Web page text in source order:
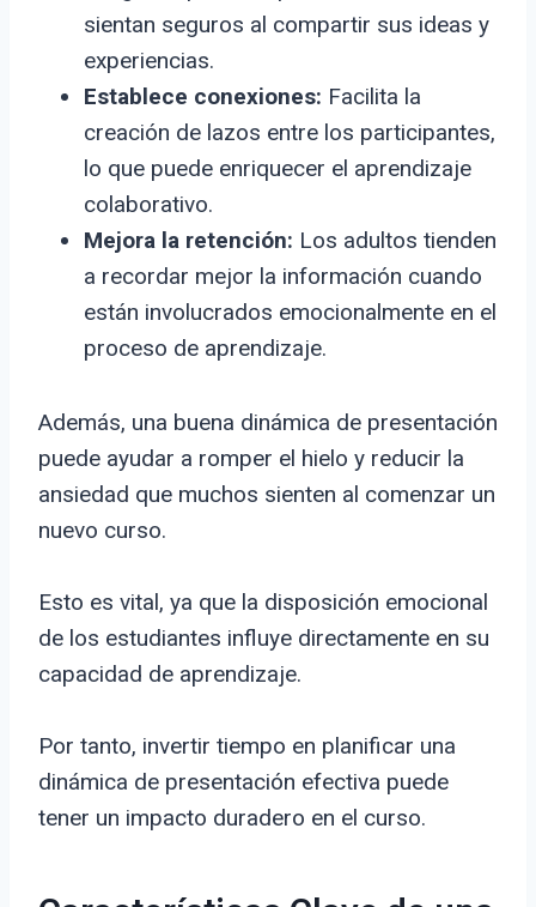
sientan seguros al compartir sus ideas y
experiencias.
Establece conexiones: Facilita la
creación de lazos entre los participantes,
lo que puede enriquecer el aprendizaje
colaborativo.
Mejora la retención: Los adultos tienden
a recordar mejor la información cuando
están involucrados emocionalmente en el
proceso de aprendizaje.
Además, una buena dinámica de presentación
puede ayudar a romper el hielo y reducir la
ansiedad que muchos sienten al comenzar un
nuevo curso.
Esto es vital, ya que la disposición emocional
de los estudiantes influye directamente en su
capacidad de aprendizaje.
Por tanto, invertir tiempo en planificar una
dinámica de presentación efectiva puede
tener un impacto duradero en el curso.